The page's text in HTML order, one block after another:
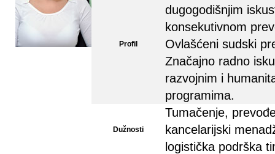
Profil
dugogodišnjim
konsekutivnom
Ovlašćeni sudski
Značajno radno
razvojnim i
programima.
Dužnosti
Tumačenje,
kancelarijski
logistička podrška